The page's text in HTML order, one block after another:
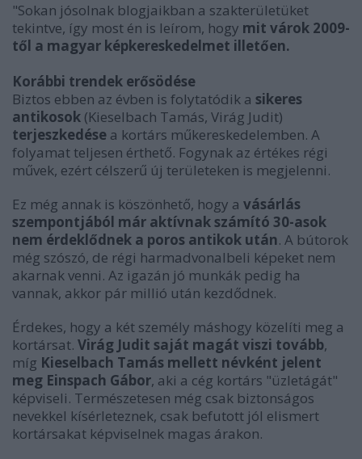
"Sokan jósolnak blogjaikban a szakterületüket
tekintve, így most én is leírom, hogy mit várok 2009-
től a magyar képkereskedelmet illetően.
Korábbi trendek erősödése
Biztos ebben az évben is folytatódik a sikeres
antikosok (Kieselbach Tamás, Virág Judit)
terjeszkedése a kortárs műkereskedelemben. A
folyamat teljesen érthető. Fogynak az értékes régi
művek, ezért célszerű új területeken is megjelenni.
Ez még annak is köszönhető, hogy a vásárlás
szempontjából már aktívnak számító 30-asok
nem érdeklődnek a poros antikok után. A bútorok
még szószó, de régi harmadvonalbeli képeket nem
akarnak venni. Az igazán jó munkák pedig ha
vannak, akkor pár millió után kezdődnek.
Érdekes, hogy a két személy máshogy közelíti meg a
kortársat. Virág Judit saját magát viszi tovább,
míg Kieselbach Tamás mellett névként jelent
meg Einspach Gábor, aki a cég kortárs "üzletágát"
képviseli. Természetesen még csak biztonságos
nevekkel kísérleteznek, csak befutott jól elismert
kortársakat képviselnek magas árakon.